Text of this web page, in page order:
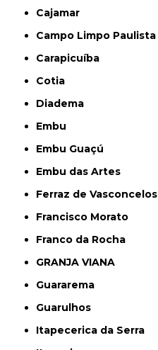
Cajamar
Campo Limpo Paulista
Carapicuíba
Cotia
Diadema
Embu
Embu Guaçú
Embu das Artes
Ferraz de Vasconcelos
Francisco Morato
Franco da Rocha
GRANJA VIANA
Guararema
Guarulhos
Itapecerica da Serra